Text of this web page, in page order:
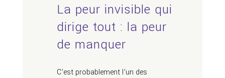
La peur invisible qui
dirige tout : la peur
de manquer
C’est probablement l’un des